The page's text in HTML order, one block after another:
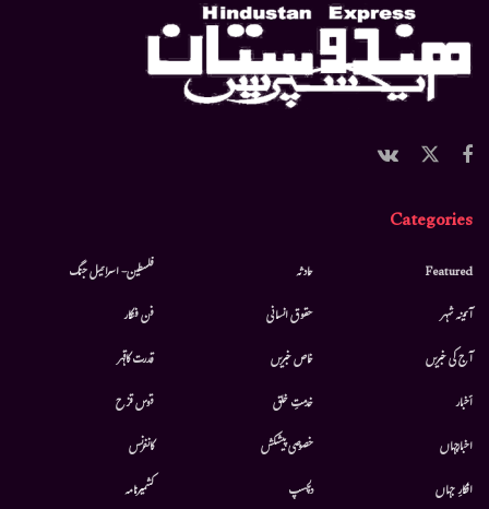
Categories
Featured
آئینہ شہر
آج کی خبریں
أخبار
اخبارجہاں
افکارِ جہاں
حادثہ
حقوق انسانی
خاص خبریں
خدمتِ خلق
خصوصی پیشکش
دلچسپ
فلسطین- اسرائیل جنگ
فن فنکار
قدرت کاقہر
قوس قزح
کانفرنس
کشمیرنامہ